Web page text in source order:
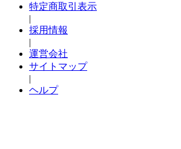
特定商取引表示
|
採用情報
|
運営会社
サイトマップ
|
ヘルプ